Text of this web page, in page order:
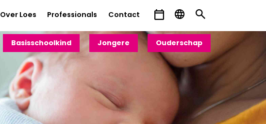
Over Loes Professionals Contact
Basisschoolkind Jongere Ouderschap